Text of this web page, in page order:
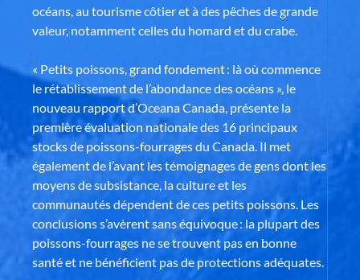
océans, au tourisme côtier et à des pêches de grande
valeur, notamment celles du homard et du crabe.
« Petits poissons, grand fondement : là où commence
le rétablissement de l’abondance des océans », le
nouveau rapport d’Oceana Canada, présente la
première évaluation nationale des 16 principaux
stocks de poissons-fourrages du Canada. Il met
également de l’avant les témoignages de gens dont les
moyens de subsistance, la culture et les
communautés dépendent de ces petits poissons. Les
conclusions s’avèrent sans équivoque : la plupart des
poissons-fourrages ne se trouvent pas en bonne
santé et ne bénéficient pas de protections adéquates.